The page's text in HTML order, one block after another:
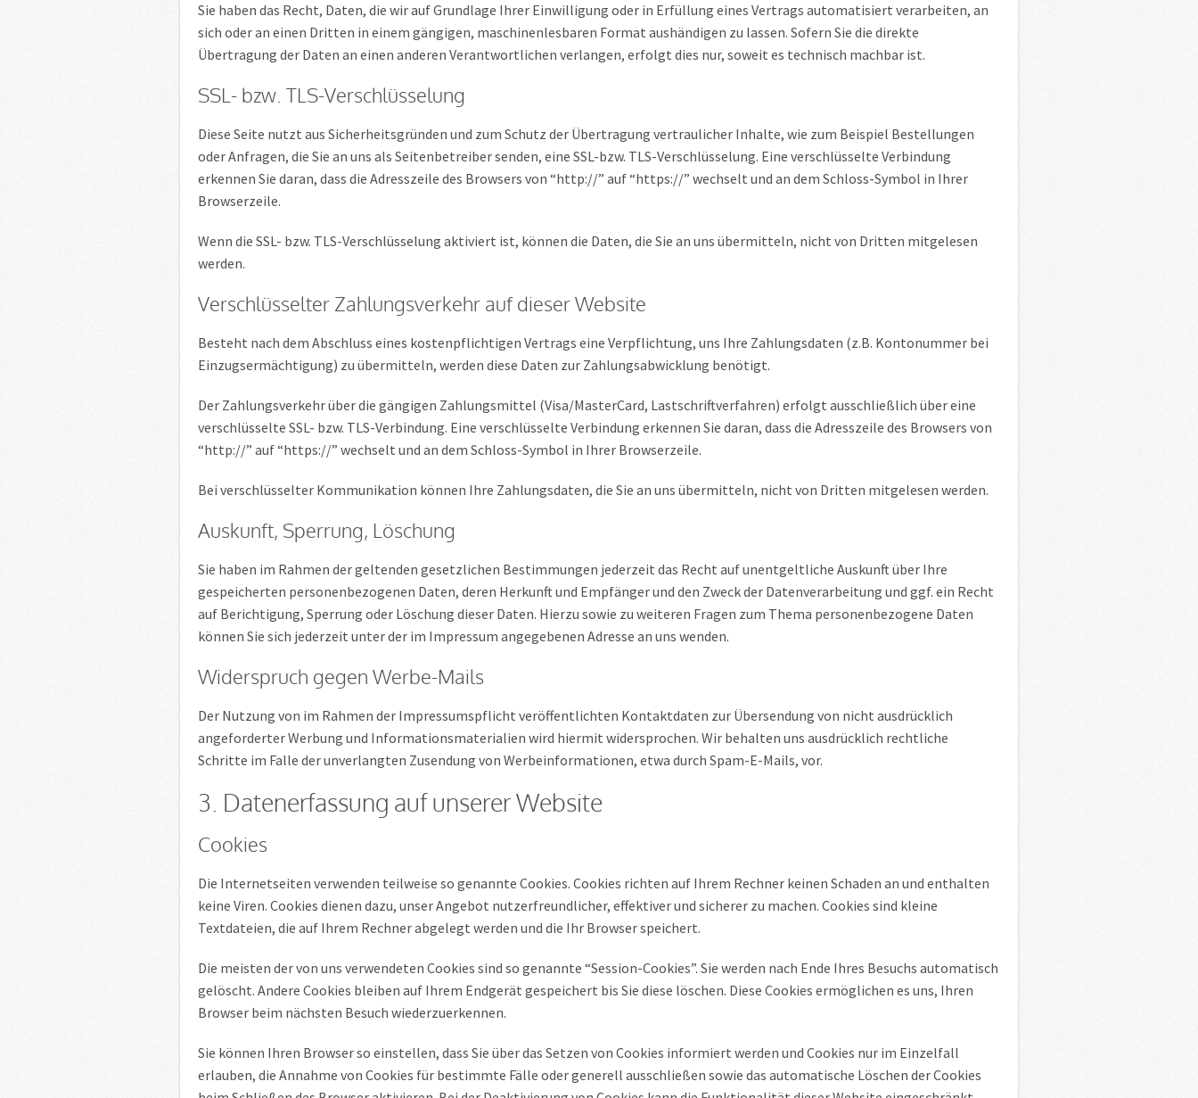
Sie haben das Recht, Daten, die wir auf Grundlage Ihrer Einwilligung oder in Erfüllung eines Vertrags automatisiert verarbeiten, an
sich oder an einen Dritten in einem gängigen, maschinenlesbaren Format aushändigen zu lassen. Sofern Sie die direkte
Übertragung der Daten an einen anderen Verantwortlichen verlangen, erfolgt dies nur, soweit es technisch machbar ist.
SSL- bzw. TLS-Verschlüsselung
Diese Seite nutzt aus Sicherheitsgründen und zum Schutz der Übertragung vertraulicher Inhalte, wie zum Beispiel Bestellungen
oder Anfragen, die Sie an uns als Seitenbetreiber senden, eine SSL-bzw. TLS-Verschlüsselung. Eine verschlüsselte Verbindung
erkennen Sie daran, dass die Adresszeile des Browsers von “http://” auf “https://” wechselt und an dem Schloss-Symbol in Ihrer
Browserzeile.
Wenn die SSL- bzw. TLS-Verschlüsselung aktiviert ist, können die Daten, die Sie an uns übermitteln, nicht von Dritten mitgelesen
werden.
Verschlüsselter Zahlungsverkehr auf dieser Website
Besteht nach dem Abschluss eines kostenpflichtigen Vertrags eine Verpflichtung, uns Ihre Zahlungsdaten (z.B. Kontonummer bei
Einzugsermächtigung) zu übermitteln, werden diese Daten zur Zahlungsabwicklung benötigt.
Der Zahlungsverkehr über die gängigen Zahlungsmittel (Visa/MasterCard, Lastschriftverfahren) erfolgt ausschließlich über eine
verschlüsselte SSL- bzw. TLS-Verbindung. Eine verschlüsselte Verbindung erkennen Sie daran, dass die Adresszeile des Browsers von
“http://” auf “https://” wechselt und an dem Schloss-Symbol in Ihrer Browserzeile.
Bei verschlüsselter Kommunikation können Ihre Zahlungsdaten, die Sie an uns übermitteln, nicht von Dritten mitgelesen werden.
Auskunft, Sperrung, Löschung
Sie haben im Rahmen der geltenden gesetzlichen Bestimmungen jederzeit das Recht auf unentgeltliche Auskunft über Ihre
gespeicherten personenbezogenen Daten, deren Herkunft und Empfänger und den Zweck der Datenverarbeitung und ggf. ein Recht
auf Berichtigung, Sperrung oder Löschung dieser Daten. Hierzu sowie zu weiteren Fragen zum Thema personenbezogene Daten
können Sie sich jederzeit unter der im Impressum angegebenen Adresse an uns wenden.
Widerspruch gegen Werbe-Mails
Der Nutzung von im Rahmen der Impressumspflicht veröffentlichten Kontaktdaten zur Übersendung von nicht ausdrücklich
angeforderter Werbung und Informationsmaterialien wird hiermit widersprochen. Wir behalten uns ausdrücklich rechtliche
Schritte im Falle der unverlangten Zusendung von Werbeinformationen, etwa durch Spam-E-Mails, vor.
3. Datenerfassung auf unserer Website
Cookies
Die Internetseiten verwenden teilweise so genannte Cookies. Cookies richten auf Ihrem Rechner keinen Schaden an und enthalten
keine Viren. Cookies dienen dazu, unser Angebot nutzerfreundlicher, effektiver und sicherer zu machen. Cookies sind kleine
Textdateien, die auf Ihrem Rechner abgelegt werden und die Ihr Browser speichert.
Die meisten der von uns verwendeten Cookies sind so genannte “Session-Cookies”. Sie werden nach Ende Ihres Besuchs automatisch
gelöscht. Andere Cookies bleiben auf Ihrem Endgerät gespeichert bis Sie diese löschen. Diese Cookies ermöglichen es uns, Ihren
Browser beim nächsten Besuch wiederzuerkennen.
Sie können Ihren Browser so einstellen, dass Sie über das Setzen von Cookies informiert werden und Cookies nur im Einzelfall
erlauben, die Annahme von Cookies für bestimmte Fälle oder generell ausschließen sowie das automatische Löschen der Cookies